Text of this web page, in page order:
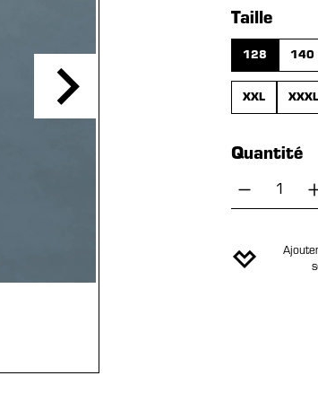
Taille
128 140
XXL XXXL
Quantité